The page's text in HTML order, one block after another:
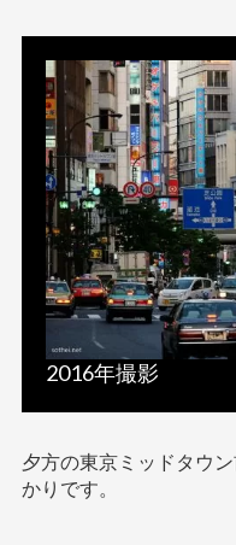
2016年撮影
夕方の東京ミッドタウ
かりです。